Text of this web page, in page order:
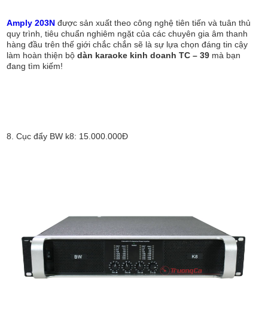
Amply 203N được sản xuất theo công nghệ tiên tiến và tuân thủ
quy trình, tiêu chuẩn nghiêm ngặt của các chuyên gia âm thanh
hàng đầu trên thế giới chắc chắn sẽ là sự lựa chọn đáng tin cậy
làm hoàn thiện bộdàn karaoke kinh doanh TC – 39 mà bạn
đang tìm kiếm!
8. Cục đẩy BW k8: 15.000.000Đ